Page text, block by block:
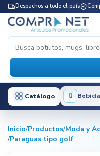
Despachos a todo el país
Catálogo
Inicio/Productos/Moda y
/Paraguas tipo golf